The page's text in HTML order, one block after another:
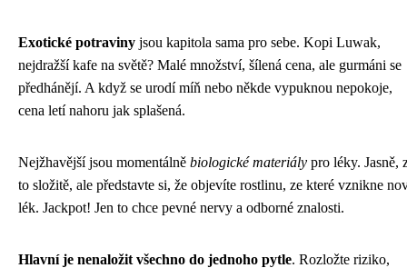
Exotické potraviny jsou kapitola sama pro sebe. Kopi Luwak,
nejdražší kafe na světě? Malé množství, šílená cena, ale gurmáni se
předhánějí. A když se urodí míň nebo někde vypuknou nepokoje,
cena letí nahoru jak splašená.
Nejžhavější jsou momentálně biologické materiály pro léky. Jasně,
to složitě, ale představte si, že objevíte rostlinu, ze které vznikne
lék. Jackpot! Jen to chce pevné nervy a odborné znalosti.
Hlavní je nenaložit všechno do jednoho pytle. Rozložte riziko,